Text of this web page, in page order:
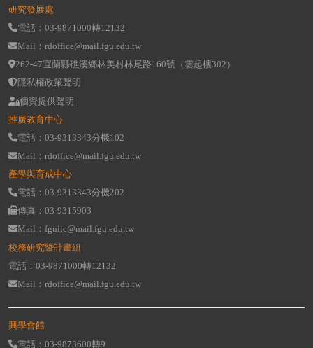
研究發展處
電話：03-9871000轉12132
Mail：rdoffice@mail.fgu.edu.tw
262-47宜蘭縣礁溪鄉林美村林尾路160號（雲起樓302）
隱私權政策聲明
個資提供聲明
推廣教育中心
電話：03-9313343分機102
Mail：rdoffice@mail.fgu.edu.tw
產學與育成中心
電話：03-9313343分機202
傳真：03-9315903
Mail：fguiic@mail.fgu.edu.tw
校務研究暨計畫組
電話：03-9871000轉12132
Mail：rdoffice@mail.fgu.edu.tw
興學會館
電話：03-9873600轉9